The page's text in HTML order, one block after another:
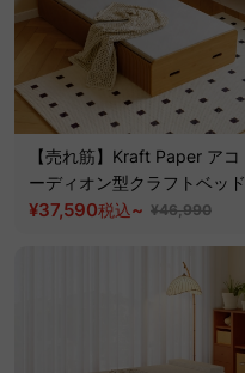
【売れ筋】Kraft Paper アコ
ーディオン型クラフトベッド
¥37,590税込~ ¥46,990